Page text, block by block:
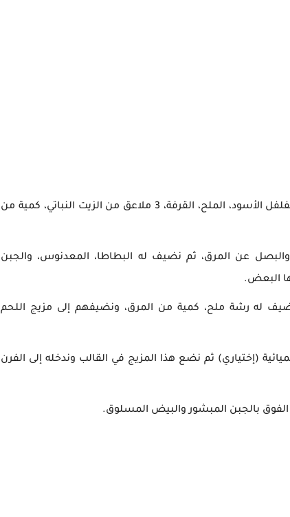
نضع في القدر كل من اللحم، البصل، الفلفل الأسود، الملح، القرفة، 3 ملاعق من الزيت النباتي، كمية من
عن المرق، ثم نضيف له البطاطا، المعدنوس، والجبن
البعض.
له رشة ملح، كمية من المرق، ونضيفهم إلى مزيج اللحم
(إختياري) ثم نضع هذا المزيج في القالب وندخله إلى الفرن
الفوق بالجبن المبشور والبيض المسلوق.